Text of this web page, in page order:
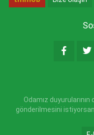
Odamız
gönderilmesini